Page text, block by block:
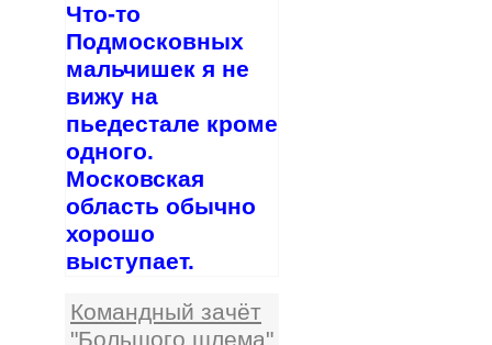
Что-то
Подмосковных
мальчишек я не
вижу на
пьедестале кроме
одного.
Московская
область обычно
хорошо
выступает.
Командный зачёт